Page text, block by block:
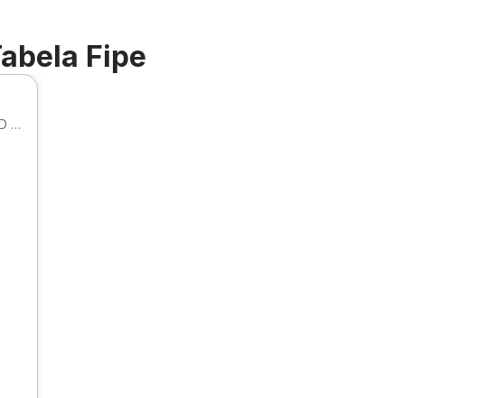
Fipe
TRITON SPORT HPE-S 2.4 16V DIE 4WD AUTOMATICO